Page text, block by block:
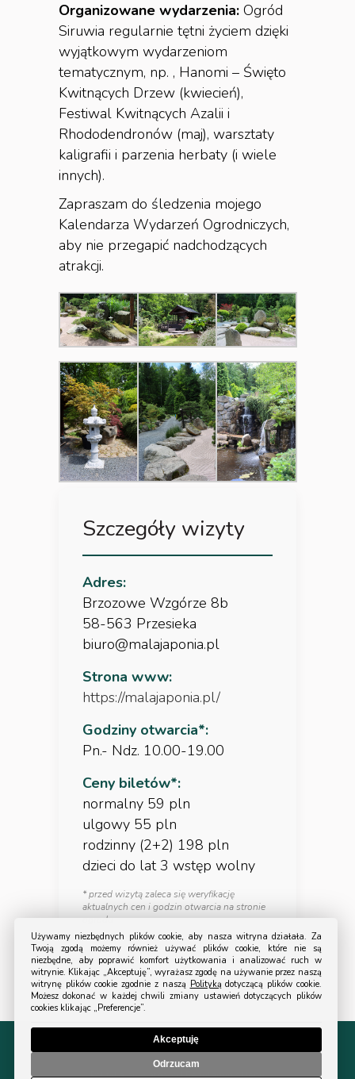
Organizowane wydarzenia: Ogród
Siruwia regularnie tętni życiem dzięki
wyjątkowym wydarzeniom
tematycznym, np. , Hanomi – Święto
Kwitnących Drzew (kwiecień),
Festiwal Kwitnących Azalii i
Rhododendronów (maj), warsztaty
kaligrafii i parzenia herbaty (i wiele
innych).
Zapraszam do śledzenia mojego
Kalendarza Wydarzeń Ogrodniczych,
aby nie przegapić nadchodzących
atrakcji.
Szczegóły wizyty
Adres:
Brzozowe Wzgórze 8b
58-563 Przesieka
biuro@malajaponia.pl
Strona www:
https://malajaponia.pl/
Godziny otwarcia*:
Pn.- Ndz. 10.00-19.00
Ceny biletów*:
normalny 59 pln
ulgowy 55 pln
rodzinny (2+2) 198 pln
dzieci do lat 3 wstęp wolny
* przed wizytą zaleca się weryfikację
aktualnych cen i godzin otwarcia na stronie
ogrodu
© 2024 All Rights Reserved Turystyka Ogrodowa.
Polityka prywatności|Regulamin sklepu
Używamy niezbędnych plików cookie, aby nasza witryna działała. Za
Twoją zgodą możemy również używać plików cookie, które nie są
niezbędne, aby poprawić komfort użytkowania i analizować ruch w
witrynie. Klikając „Akceptuję”, wyrażasz zgodę na używanie przez naszą
witrynę plików cookie zgodnie z naszą Polityką dotyczącą plików cookie.
Możesz dokonać w każdej chwili zmiany ustawień dotyczących plików
cookies klikając „Preferencje”.
Odrzucam
Akceptuję